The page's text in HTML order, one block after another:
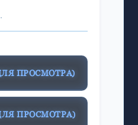
ПРОСМОТРА)
ПРОСМОТРА)